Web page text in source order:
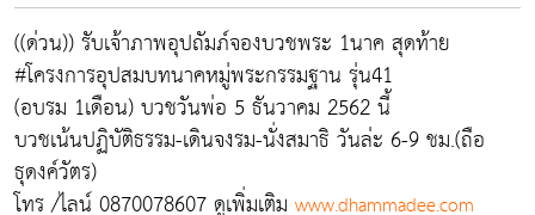
((ด่วน)) รับเจ้าภาพอุปถัมภ์จองบวชพระ 1นาค สุดท้าย
#โครงการอุปสมบทนาคหมู่พระกรรมฐาน รุ่น41
(อบรม 1เดือน) บวชวันพ่อ 5 ธันวาคม 2562 นี้
บวชเน้นปฏิบัติธรรม-เดินจงรม-นั่งสมาธิ วันล่ะ 6-9 ชม.(ถือ
ธุดงค์วัตร)
โทร /ไลน์ 0870078607 ดูเพิ่มเติม www.dhammadee.com